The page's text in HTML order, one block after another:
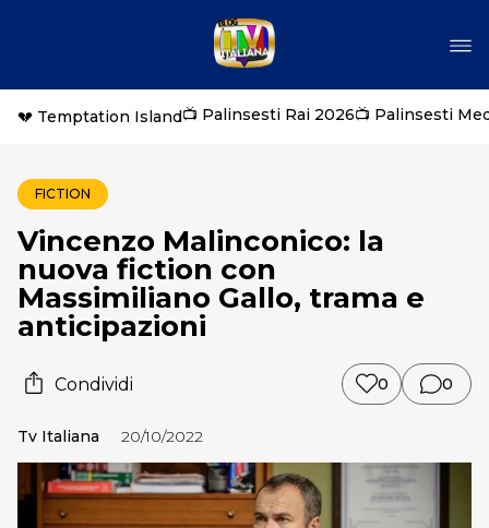
💔 Temptation Island📺 Palinsesti Rai 2026📺 Palinsesti
FICTION
Vincenzo Malinconico: la
nuova fiction con
Massimiliano Gallo, trama e
anticipazioni
Condividi 0 0
Tv Italiana 20/10/2022